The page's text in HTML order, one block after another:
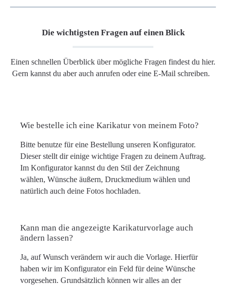
Die wichtigsten Fragen auf einen Blick
Einen schnellen Überblick über mögliche Fragen findest du hier.
Gern kannst du aber auch anrufen oder eine E-Mail schreiben.
Wie bestelle ich eine Karikatur von meinem Foto?
Bitte benutze für eine Bestellung unseren Konfigurator.
Dieser stellt dir einige wichtige Fragen zu deinem Auftrag.
Im Konfigurator kannst du den Stil der Zeichnung
wählen, Wünsche äußern, Druckmedium wählen und
natürlich auch deine Fotos hochladen.
Kann man die angezeigte Karikaturvorlage auch
ändern lassen?
Ja, auf Wunsch verändern wir auch die Vorlage. Hierfür
haben wir im Konfigurator ein Feld für deine Wünsche
vorgesehen. Grundsätzlich können wir alles an der